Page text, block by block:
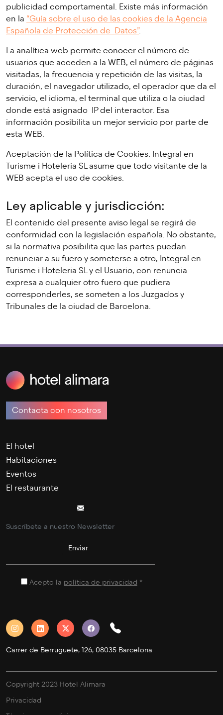
publicidad comportamental. Existe más información
en la “Guía sobre el uso de las cookies de la Agencia
Española de Protección de Datos”.
La analítica web permite conocer el número de
usuarios que acceden a la WEB, el número de páginas
visitadas, la frecuencia y repetición de las visitas, la
duración, el navegador utilizado, el operador que da el
servicio, el idioma, el terminal que utiliza o la ciudad
donde está asignado IP del interactor. Esa
información posibilita un mejor servicio por parte de
esta WEB.
Aceptación de la Política de Cookies: Integral en
Turisme i Hoteleria SL asume que todo visitante de la
WEB acepta el uso de cookies.
Ley aplicable y jurisdicción:
El contenido del presente aviso legal se regirá de
conformidad con la legislación española. No obstante,
si la normativa posibilita que las partes puedan
renunciar a su fuero y someterse a otro, Integral en
Turisme i Hoteleria SL y el Usuario, con renuncia
expresa a cualquier otro fuero que pudiera
corresponderles, se someten a los Juzgados y
Tribunales de la ciudad de Barcelona.
Contacta con nosotros
El hotel
Habitaciones
Eventos
El restaurante
Acepto la política de privacidad *
Carrer de Berruguete, 126, 08035 Barcelona
Copyright 2023 Hotel Alimara
Privacidad